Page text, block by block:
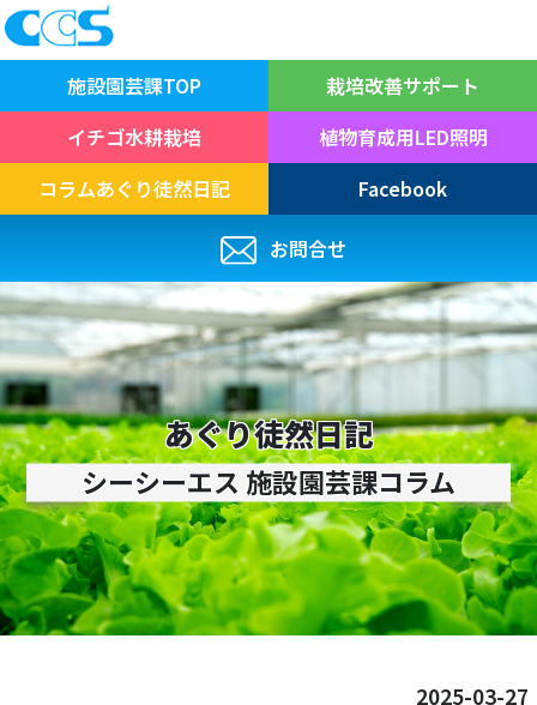
施設園芸課TOP 栽培改善サポート
イチゴ水耕栽培 植物育成用LED照明
コラムあぐり徒然日記 Facebook
お問合せ
あぐり徒然日記
シーシーエス 施設園芸課コラム
2025-03-27